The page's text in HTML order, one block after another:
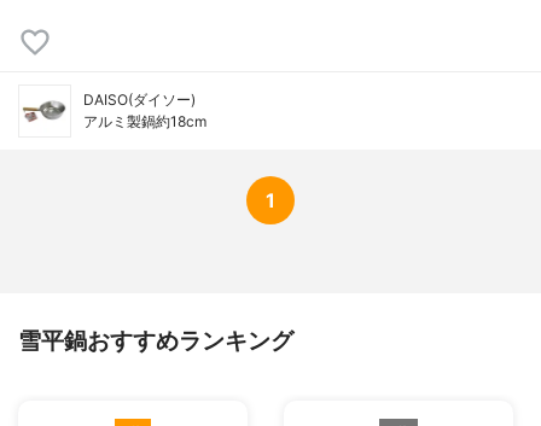
DAISO(ダイソー)
アルミ製鍋約18cm
1
雪平鍋おすすめランキング